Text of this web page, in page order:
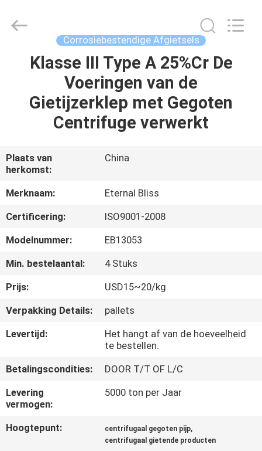
HUIS
PRODUCTEN
ONGEVEER
ONS
FABRIEKSREIS
KWALITEITSCONTROLE
CONTACTEER
ONS
NIEUWS
VERZOEK
OM
Casting
Corrosiebestendige Afgietsels
Klasse III Type A 25%Cr De
Voeringen van de
Gietijzerklep met Gegoten
Centrifuge verwerkt
Plaats van
herkomst:
China
Merknaam:
Eternal Bliss
Certificering:
ISO9001-2008
Modelnummer:
EB13053
Min. bestelaantal:
4 Stuks
Prijs:
USD15~20/kg
Verpakking Details:
pallets
Levertijd:
Het hangt af van de hoeveelheid
te bestellen.
Betalingscondities:
DOOR T/T OF L/C
Levering
vermogen:
5000 ton per Jaar
Hoogtepunt: centrifugaal gegoten pijp,
centrifugaal gietende producten